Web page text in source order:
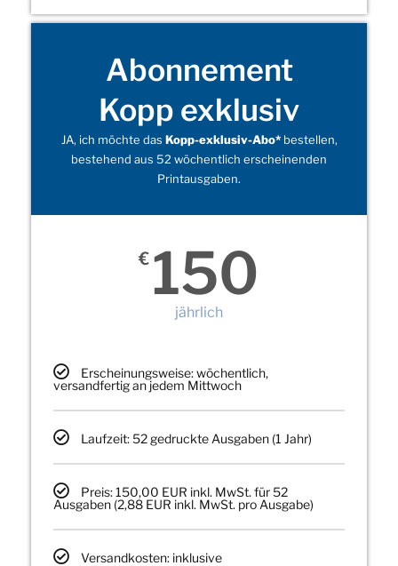
Abonnement
Kopp exklusiv
JA, ich möchte das Kopp-exklusiv-Abo*bestellen,
bestehend aus 52 wöchentlich erscheinenden
Printausgaben.
€ 150
jährlich
Erscheinungsweise: wöchentlich,
versandfertig an jedem Mittwoch
Laufzeit: 52 gedruckte Ausgaben (1 Jahr)
Preis: 150,00 EUR inkl. MwSt. für 52
Ausgaben (2,88 EUR inkl. MwSt. pro Ausgabe)
Versandkosten: inklusive